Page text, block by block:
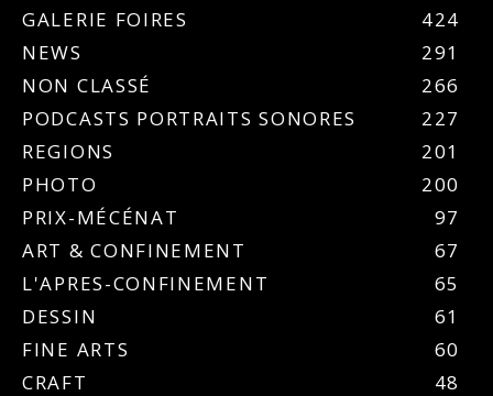
GALERIE FOIRES
424
NEWS
291
NON CLASSÉ
266
PODCASTS PORTRAITS SONORES
227
REGIONS
201
PHOTO
200
PRIX-MÉCÉNAT
97
ART & CONFINEMENT
67
L'APRES-CONFINEMENT
65
DESSIN
61
FINE ARTS
60
CRAFT
48